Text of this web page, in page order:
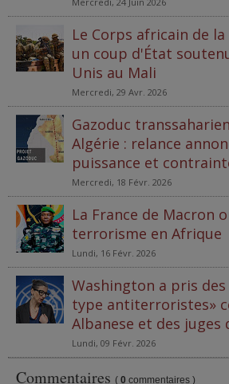
Le Corps africain de
un coup d'État
Unis au Mali
Mercredi, 29 Avr. 2026
Gazoduc
Algérie : relance
puissance et
Mercredi, 18 Févr. 2026
La France de Macron
terrorisme en Afrique
Lundi, 16 Févr. 2026
Washington a pris
type antiterroristes»
Albanese et des juges
Lundi, 09 Févr. 2026
Commentaires ( 0 commentaires )